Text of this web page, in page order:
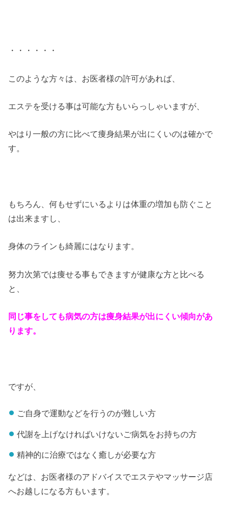
・・・・・・
このような方々は、お医者様の許可があれば、
エステを受ける事は可能な方もいらっしゃいますが、
やはり一般の方に比べて痩身結果が出にくいのは確かで
す。
もちろん、何もせずにいるよりは体重の増加も防ぐこと
は出来ますし、
身体のラインも綺麗にはなります。
努力次第では痩せる事もできますが健康な方と比べる
と、
同じ事をしても病気の方は痩身結果が出にくい傾向があ
ります。
ですが、
ご自身で運動などを行うのが難しい方
代謝を上げなければいけないご病気をお持ちの方
精神的に治療ではなく癒しが必要な方
などは、お医者様のアドバイスでエステやマッサージ店
へお越しになる方もいます。